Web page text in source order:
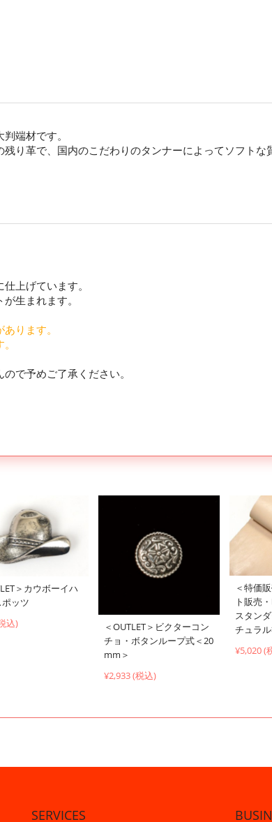
端材です。
り革で、国内のこだわりのタンナーによってソフトな
上げています。
生まれます。
ります。
で予めご了承ください。
＞カウボーイハ
ポッツ
込)
＜OUTLET＞ビクターコン
チョ・ボタンループ式＜20
mm＞
¥2,933 (税込)
＜特価
ト販売
スタン
チュラ
¥5,020 (
SERVICES